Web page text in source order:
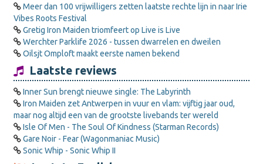
Meer dan 100 vrijwilligers zetten laatste rechte lijn in naar Irie
Vibes Roots Festival
Gretig Iron Maiden triomfeert op Live is Live
Werchter Parklife 2026 - tussen dwarrelen en dweilen
Oilsjt Omploft maakt eerste namen bekend
Laatste reviews
Inner Sun brengt nieuwe single: The Labyrinth
Iron Maiden zet Antwerpen in vuur en vlam: vijftig jaar oud,
maar nog altijd een van de grootste livebands ter wereld
Isle Of Men - The Soul Of Kindness (Starman Records)
Gare Noir - Fear (Wagonmaniac Music)
Sonic Whip - Sonic Whip II